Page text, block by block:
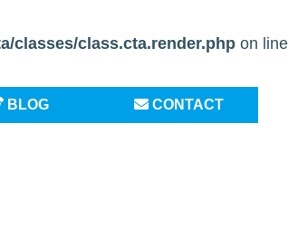
classes/class.cta.render.php on line
BLOG CONTACT